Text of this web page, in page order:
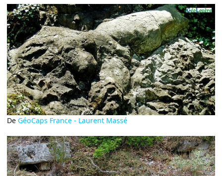
De GéoCaps France - Laurent Massé